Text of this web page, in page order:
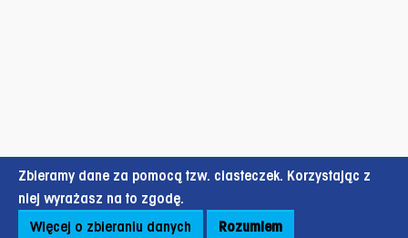
Zbieramy dane za pomocą tzw. ciasteczek. Korzystając z
niej wyrażasz na to zgodę.
Więcej o zbieraniu danych
Rozumiem